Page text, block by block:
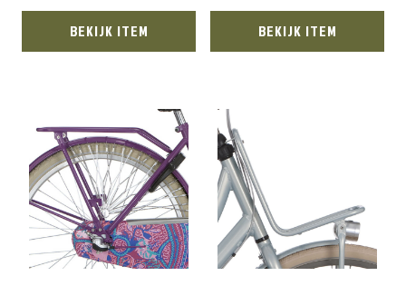
BEKIJK ITEM BEKIJK ITEM